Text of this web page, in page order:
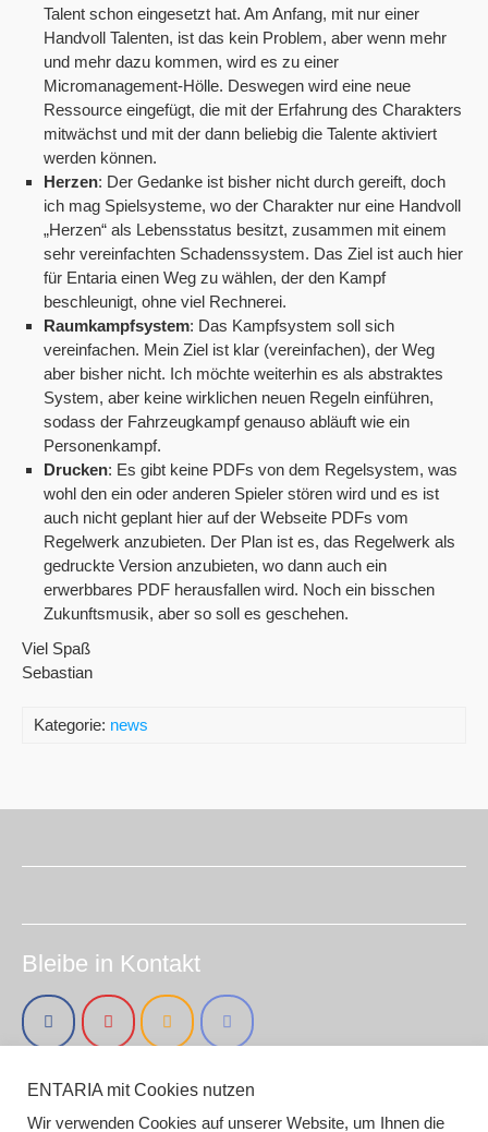
Talent schon eingesetzt hat. Am Anfang, mit nur einer
Handvoll Talenten, ist das kein Problem, aber wenn mehr
und mehr dazu kommen, wird es zu einer
Micromanagement-Hölle. Deswegen wird eine neue
Ressource eingefügt, die mit der Erfahrung des Charakters
mitwächst und mit der dann beliebig die Talente aktiviert
werden können.
Herzen: Der Gedanke ist bisher nicht durch gereift, doch
ich mag Spielsysteme, wo der Charakter nur eine Handvoll
„Herzen“ als Lebensstatus besitzt, zusammen mit einem
sehr vereinfachten Schadenssystem. Das Ziel ist auch hier
für Entaria einen Weg zu wählen, der den Kampf
beschleunigt, ohne viel Rechnerei.
Raumkampfsystem: Das Kampfsystem soll sich
vereinfachen. Mein Ziel ist klar (vereinfachen), der Weg
aber bisher nicht. Ich möchte weiterhin es als abstraktes
System, aber keine wirklichen neuen Regeln einführen,
sodass der Fahrzeugkampf genauso abläuft wie ein
Personenkampf.
Drucken: Es gibt keine PDFs von dem Regelsystem, was
wohl den ein oder anderen Spieler stören wird und es ist
auch nicht geplant hier auf der Webseite PDFs vom
Regelwerk anzubieten. Der Plan ist es, das Regelwerk als
gedruckte Version anzubieten, wo dann auch ein
erwerbbares PDF herausfallen wird. Noch ein bisschen
Zukunftsmusik, aber so soll es geschehen.
Viel Spaß
Sebastian
Kategorie: news
Bleibe in Kontakt
Impressum (smirc.de)
Datenschutz
ENTARIA mit Cookies nutzen
Wir verwenden Cookies auf unserer Website, um Ihnen die